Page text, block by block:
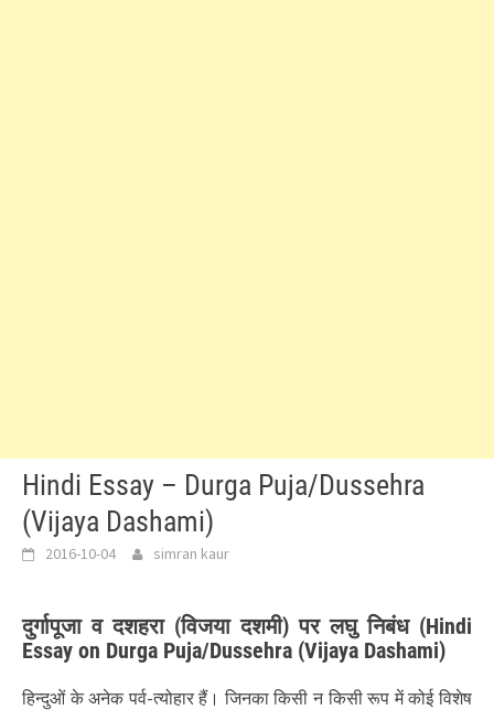
Hindi Essay – Durga Puja/Dussehra
(Vijaya Dashami)
2016-10-04 simran kaur
दुर्गापूजा व दशहरा (विजया दशमी) पर लघु निबंध (Hindi
Essay on Durga Puja/Dussehra (Vijaya Dashami)
हिन्दुओं के अनेक पर्व-त्योहार हैं। जिनका किसी न किसी रूप में कोई विशेष